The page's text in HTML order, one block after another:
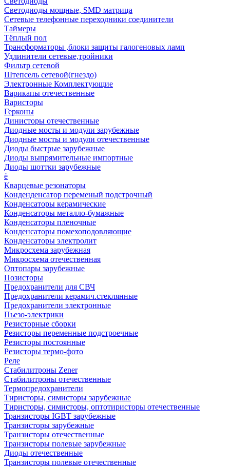
Светодиоды мощные, SMD матрица
Сетевые телефонные переходники соединители
Таймеры
Тёплый пол
Трансформаторы ,блоки защиты галогеновых ламп
Удлинители сетевые,тройники
Фильтр сетевой
Штепсель сетевой(гнездо)
Электронные Комплектующие
Варикапы отечественные
Варисторы
Герконы
Динисторы отечественные
Диодные мосты и модули зарубежные
Диодные мосты и модули отечественные
Диоды быстрые зарубежные
Диоды выпрямительные импортные
Диоды шоттки зарубежные
ё
Кварцевые резонаторы
Конденденсатор переменый подстрочный
Конденсаторы керамические
Конденсаторы металло-бумажные
Конденсаторы пленочные
Конденсаторы помехоподовляющие
Конденсаторы электролит
Микросхема зарубежная
Микросхема отечественная
Оптопары зарубежные
Позисторы
Предохранители для СВЧ
Предохранители керамич.стеклянные
Предохранители электронные
Пьезо-электрики
Резисторные сборки
Резисторы переменные подстроечные
Резисторы постоянные
Резисторы термо-фото
Реле
Стабилитроны Zener
Стабилитроны отечественные
Термопредохранители
Тиристоры, симисторы зарубежные
Тиристоры, симисторы, оптотиристоры отечественные
Транзисторы IGBT зарубежные
Транзисторы зарубежные
Транзисторы отечественные
Транзисторы полевые зарубежные
Диоды отечественные
Транзисторы полевые отечественные